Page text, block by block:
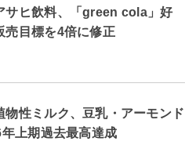
サヒ飲料、「green cola」好
目標を4倍に修正
物性ミルク、豆乳・アーモンド
上期過去最高達成